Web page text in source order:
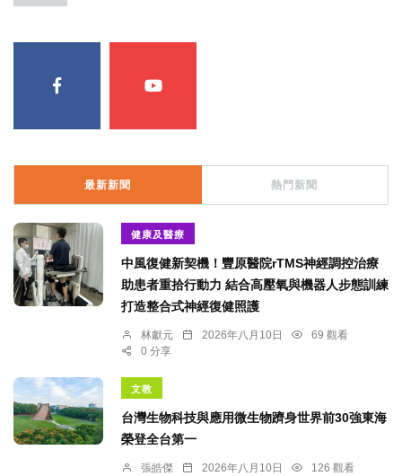
最新新聞 熱門新聞
健康及醫療
中風復健新契機！豐原醫院rTMS神經調控治療
助患者重拾行動力 結合高壓氧與機器人步態訓練
打造整合式神經復健照護
林獻元 2026年八月10日
69 觀看
0 分享
文教
台灣生物科技與應用微生物躋身世界前30強東海
榮登全台第一
張皓傑 2026年八月10日
126 觀看